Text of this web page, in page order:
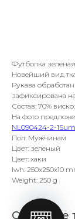
Футболка
Новейший вид
Рукава
зафиксирована
Состав: 70%
На фото
NL090424-2-
Пол: Мужчинам
Цвет: зеленый
Цвет: хаки
lwh: 250x250x10
Weight: 250 g
Смотрите